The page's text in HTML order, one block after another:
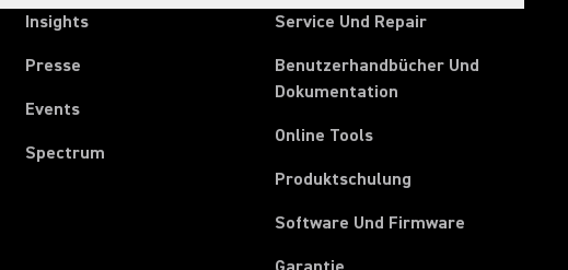
Insights
Presse
Events
Spectrum
Service Und Repair
Benutzerhandbücher Und
Dokumentation
Online Tools
Produktschulung
Software Und Firmware